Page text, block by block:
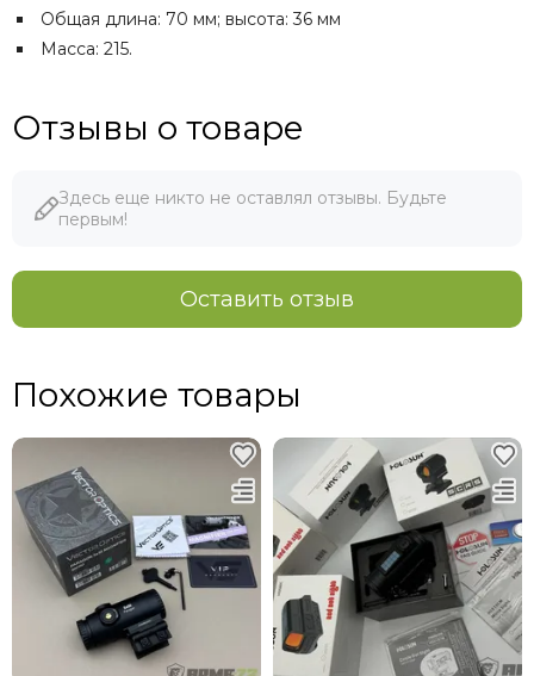
Общая длина: 70 мм; высота: 36 мм
Масса: 215.
Отзывы о товаре
Здесь еще никто не оставлял отзывы. Будьте
первым!
Оставить отзыв
Похожие товары